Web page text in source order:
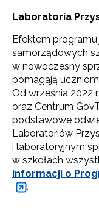
Laboratoria
Efektem
samorządowych
w nowoczesny
pomagają
Od września 2022
oraz Centrum
podstawowe
Laboratoriów
i laboratoryjnym
w szkołach
informacji o
.